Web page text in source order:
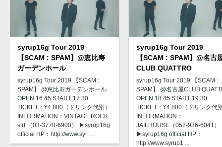
syrup16g Tour 2019
【SCAM : SPAM】@恵比寿
ガーデンホール
syrup16g Tour 2019 【SCAM :
SPAM】 @恵比寿ガーデンホール
OPEN 16:45 START 17:30
TICKET：¥4,800（ドリンク代別）
INFORMATION：VINTAGE ROCK
std.（03-3770-6900） ▶︎syrup16g
official HP：http://www.syr ...
syrup16g Tour 2019
【SCAM : SPAM】@名古
CLUB QUATTRO
syrup16g Tour 2019 【SCAM :
SPAM】 @名古屋CLUB
OPEN 18:45 START 19:30
TICKET：¥4,800（ドリンク代
INFORMATION：
JAILHOUSE（052-936-6041）
▶︎syrup16g official HP：
http://www.syrup1 ...